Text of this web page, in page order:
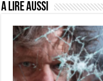
A lire aussi